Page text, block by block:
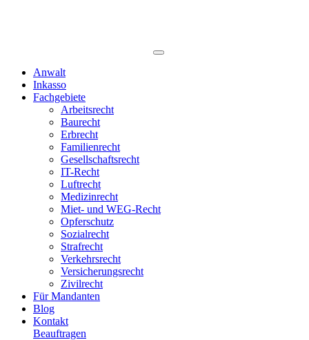
Anwalt
Inkasso
Fachgebiete
Arbeitsrecht
Baurecht
Erbrecht
Familienrecht
Gesellschaftsrecht
IT-Recht
Luftrecht
Medizinrecht
Miet- und WEG-Recht
Opferschutz
Sozialrecht
Strafrecht
Verkehrsrecht
Versicherungsrecht
Zivilrecht
Für Mandanten
Blog
Kontakt
Beauftragen